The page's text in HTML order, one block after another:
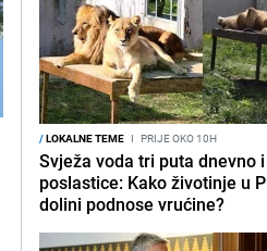
/LOKALNE TEME I PRIJE OKO 10H
Svježa voda tri puta dnevno
poslastice: Kako životinje u
dolini podnose vrućine?